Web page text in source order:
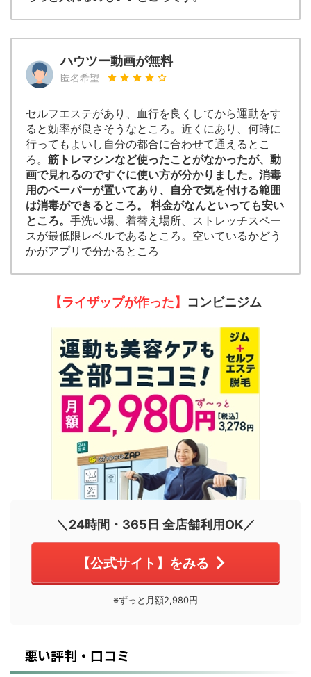
ハウツー動画が無料
匿名希望
セルフエステがあり、血行を良くしてから運動をす
ると効率が良さそうなところ。近くにあり、何時に
行ってもよいし自分の都合に合わせて通えるとこ
ろ。 筋トレマシンなど使ったことがなかったが、動
画で見れるのですぐに使い方が分かりました。消毒
用のペーパーが置いてあり、自分で気を付ける範囲
は消毒ができるところ。 料金がなんといっても安い
ところ。 手洗い場、着替え場所、ストレッチスペー
スが最低限レベルであるところ。空いているかどう
かがアプリで分かるところ
【ライザップが作った】 コンビニジム
＼24時間・365日 全店舗利用OK／
【公式サイト】をみる
※ずっと月額2,980円
悪い評判・口コミ